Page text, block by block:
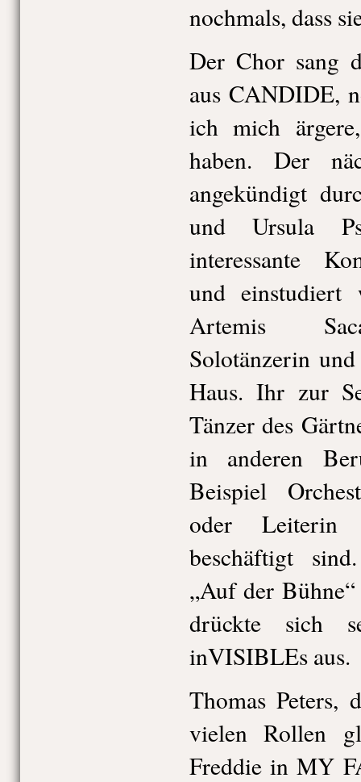
nochmals, dass
Der Chor sang
aus CANDIDE,
ich mich
haben. Der
angekündigt
und Ursula
interessante
und einstudiert
Artemis
Solotänzerin
Haus. Ihr zur
Tänzer des
in anderen
Beispiel
oder Leiterin
beschäftigt
„Auf der
drückte sich
inVISIBLEs aus.
Thomas Peters,
vielen Rollen
Freddie in MY